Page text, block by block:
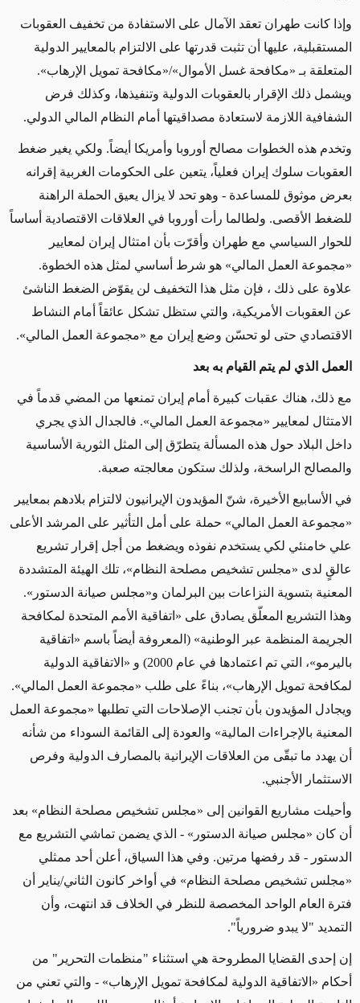
وإذا كانت طهران تعقد الآمال على الاستفادة من تخفيف العقوبات
المستقبلية، عليها أن تثبت قدرتها على الالتزام بالمعايير الدولية
المتعلقة بـ «مكافحة غسل الأموال»/«مكافحة تمويل الإرهاب».
ويشمل ذلك الإقرار بالعقوبات الدولية وتنفيذها، وكذلك فرض
الشفافية اللازمة لاستعادة مصداقيتها أمام النظام المالي الدولي.
وتخدم هذه الخطوات مصالح أوروبا وأمريكا أيضاً. ولكي يغير ضغط
العقوبات سلوك إيران فعلياً، يتعين على الحكومات الغربية إقرانه
بعرض موثوق للمساعدة - وهو تحد لا يزال يعيق الحملة الراهنة
للضغط الأقصى. ولطالما رأت أوروبا في العلاقات الاقتصادية أساساً
للحوار السياسي مع طهران وأقرّت بأن امتثال إيران لمعايير
«مجموعة العمل المالي» هو شرط أساسي لمثل هذه الخطوة.
علاوة على ذلك ، فإن مثل هذا التخفيف لن يقوّض الضغط الناشئ
عن العقوبات الأمريكية، والتي ستظل تشكل عائقاً أمام النشاط
الاقتصادي حتى لو تحسّن وضع إيران مع «مجموعة العمل المالي».
العمل الذي لم يتم القيام به بعد
مع ذلك، هناك عقبات كبيرة أمام إيران تمنعها من المضي قدماً في
الامتثال لمعايير «مجموعة العمل المالي». فالجدال الذي يجري
داخل البلاد حول هذه المسألة يتطرّق إلى المثل الثورية الأساسية
والمصالح الراسخة، ولذلك ستكون معالجته صعبة.
في الأسابيع الأخيرة، شنّ المؤيدون الإيرانيون لالتزام بلادهم بمعايير
«مجموعة العمل المالي» حملة على أمل التأثير على المرشد الأعلى
علي خامنئي لكي يستخدم نفوذه ويضغط من أجل إقرار تشريع
عالقٍ لدى «مجلس تشخيص مصلحة النظام»، تلك الهيئة المتشددة
المعنية بتسوية النزاعات بين البرلمان و«مجلس صيانة الدستور».
وهذا التشريع المعلّق يصادق على «اتفاقية الأمم المتحدة لمكافحة
الجريمة المنظمة عبر الوطنية» (المعروفة أيضاً باسم «اتفاقية
باليرمو»، التي تم اعتمادها في عام 2000) و «الاتفاقية الدولية
لمكافحة تمويل الإرهاب»، بناءً على طلب «مجموعة العمل المالي».
ويجادل المؤيدون بأن تجنب الإصلاحات التي تطلبها «مجموعة العمل
المعنية بالإجراءات المالية» والعودة إلى القائمة السوداء من شأنه
أن يهدد ما تبقّى من العلاقات الإيرانية بالمصارف الدولية وفرص
الاستثمار الأجنبي.
وأحيلت مشاريع القوانين إلى «مجلس تشخيص مصلحة النظام» بعد
أن كان «مجلس صيانة الدستور» - الذي يضمن تماشي التشريع مع
الدستور - قد رفضها مرتين. وفي هذا السياق، أعلن أحد ممثلي
«مجلس تشخيص مصلحة النظام» في أواخر كانون الثاني/يناير أن
فترة العام الواحد المخصصة للنظر في الخلاف قد انتهت، وأن
التمديد "لا يبدو ضرورياً".
إن إحدى القضايا المطروحة هي استثناء "منظمات التحرير" من
أحكام «الاتفاقية الدولية لمكافحة تمويل الإرهاب» - والتي تعني من